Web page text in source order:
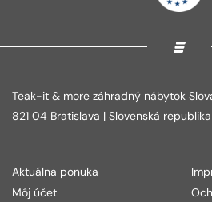
Teak-it & more záhradný nábytok
821 04 Bratislava | Slovenská republika
Aktuálna ponuka
Môj účet